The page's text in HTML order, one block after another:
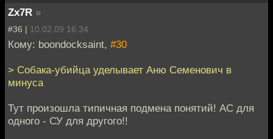
Zx7R »
#36 | 10.02.09 16:34
Кому: boondocksaint, #30
> Собака-убийца уделывает Аню Семенович в
минуса
Тут произошла типичная подмена понятий! АС для
одного - СУ для другого!!